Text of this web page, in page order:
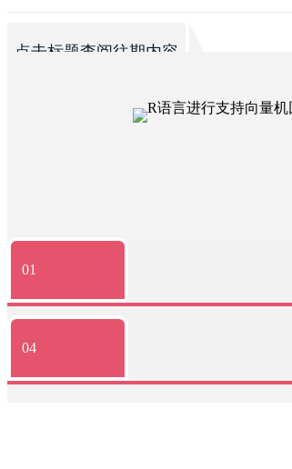
点击标题查阅往期内容
01
04